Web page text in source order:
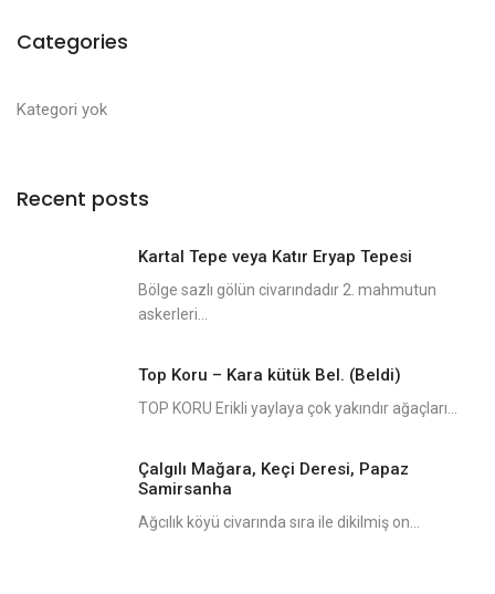
Categories
Kategori yok
Recent posts
Kartal Tepe veya Katır Eryap Tepesi
Bölge sazlı gölün civarındadır 2. mahmutun
askerleri...
Top Koru – Kara kütük Bel. (Beldi)
TOP KORU Erikli yaylaya çok yakındır ağaçları...
Çalgılı Mağara, Keçi Deresi, Papaz
Samirsanha
Ağcılık köyü civarında sıra ile dikilmiş on...